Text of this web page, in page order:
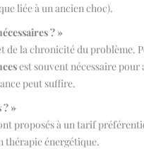
liée à un ancien choc).
? »
de la chronicité du problème.
est souvent nécessaire
peut suffire.
? »
proposés à un tarif
thérapie énergétique.